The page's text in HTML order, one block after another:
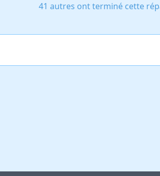
41 autres ont terminé cette